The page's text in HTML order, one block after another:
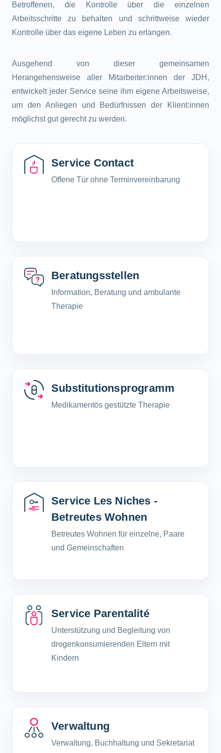
Betroffenen, die Kontrolle über die einzelnen
Arbeitsschritte zu behalten und schrittweise wieder
Kontrolle über das eigene Leben zu erlangen.
Ausgehend von dieser gemeinsamen
Herangehensweise aller Mitarbeiter:innen der JDH,
entwickelt jeder Service seine ihm eigene Arbeitsweise,
um den Anliegen und Bedürfnissen der Klient:innen
möglichst gut gerecht zu werden.
Service Contact
Offene Tür ohne Terminvereinbarung
Beratungsstellen
Information, Beratung und ambulante
Therapie
Substitutionsprogramm
Medikamentös gestützte Therapie
Service Les Niches -
Betreutes Wohnen
Betreutes Wohnen für einzelne, Paare
und Gemeinschaften
Service Parentalité
Unterstützung und Begleitung von
drogenkonsumierenden Eltern mit
Kindern
Verwaltung
Verwaltung, Buchhaltung und Sekretariat